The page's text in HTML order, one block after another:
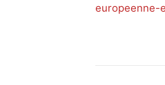
europeenne-